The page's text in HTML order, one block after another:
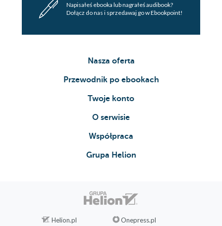
Napisałeś ebooka lub nagrałeś audibook?
Dołącz do nas i sprzedawaj go w Ebookpoint!
Nasza oferta
Przewodnik po ebookach
Twoje konto
O serwisie
Współpraca
Grupa Helion
Helion.pl Onepress.pl